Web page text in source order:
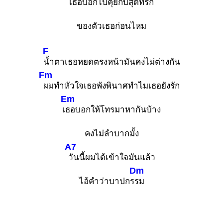
เธอบอกไปคุยกับสุดที่รัก
ของตัวเธอก่อนไหม
F
น้ำตาเธอหยดตรงหน้ามันคงไม่ต่างกัน
Fm
ผมทำหัวใจเธอพังพินาศทำไมเธอยังรัก
เ
Em
ธอบอกให้โทรมาหากันบ้าง
คงไม่ลำบากมั้ง
A7
วันนี้ผมได้เข้าใจมันแล้ว
ไอ้คำว่าบาปกร
Dm
รม